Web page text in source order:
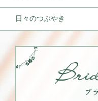
日々のつぶやき